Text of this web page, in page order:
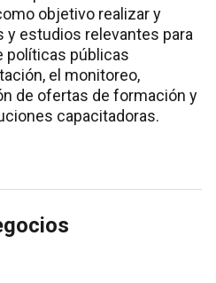
objetivo realizar y
estudios relevantes para
políticas públicas
el monitoreo,
de ofertas de formación y
capacitadoras.